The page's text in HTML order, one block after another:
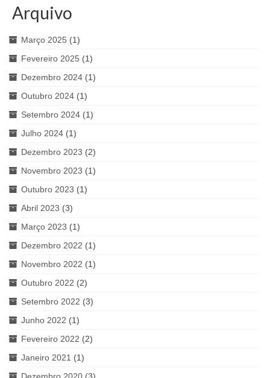
Arquivo
Março 2025 (1)
Fevereiro 2025 (1)
Dezembro 2024 (1)
Outubro 2024 (1)
Setembro 2024 (1)
Julho 2024 (1)
Dezembro 2023 (2)
Novembro 2023 (1)
Outubro 2023 (1)
Abril 2023 (3)
Março 2023 (1)
Dezembro 2022 (1)
Novembro 2022 (1)
Outubro 2022 (2)
Setembro 2022 (3)
Junho 2022 (1)
Fevereiro 2022 (2)
Janeiro 2021 (1)